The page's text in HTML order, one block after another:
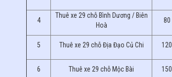
4
Thuê xe 29 chỗ Bình Dương / Biên
Hoà
80
5 Thuê xe 29 chỗ Địa Đạo Củ Chi 120
6 Thuê xe 29 chỗ Mộc Bài 150